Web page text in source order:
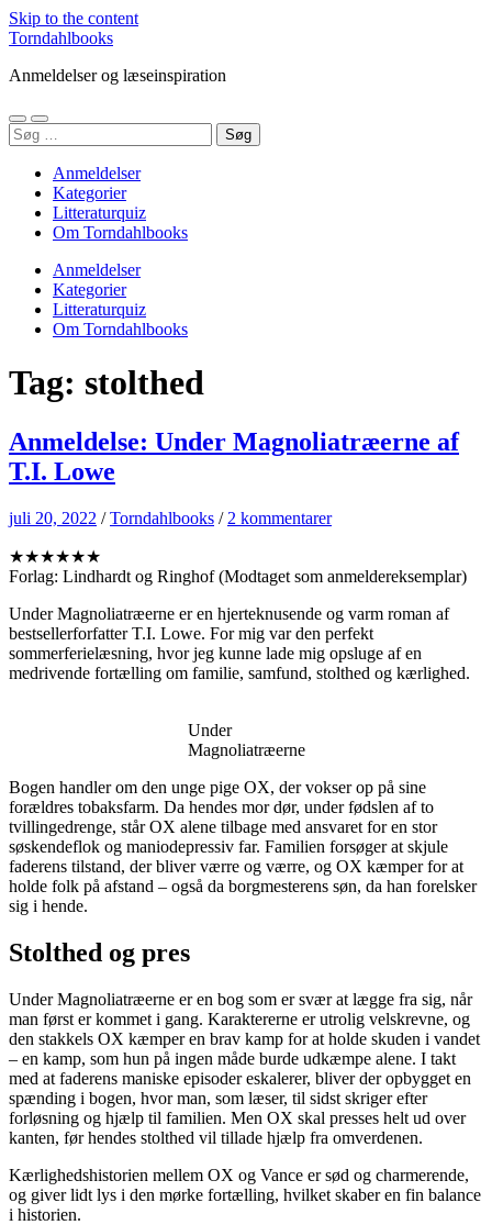
Skip to the content
Torndahlbooks
Anmeldelser og læseinspiration
Toggle
mobile
Toggle
search
Søg
efter:
Anmeldelser
Kategorier
Litteraturquiz
Om Torndahlbooks
Anmeldelser
Kategorier
Litteraturquiz
Om Torndahlbooks
Tag: stolthed
Anmeldelse: Under Magnoliatræerne af
T.I. Lowe
juli 20, 2022 /Torndahlbooks / 2 kommentarer
★★★★★★
Forlag: Lindhardt og Ringhof (Modtaget som anmeldereksemplar)
Under Magnoliatræerne er en hjerteknusende og varm roman af
bestsellerforfatter T.I. Lowe. For mig var den perfekt
sommerferielæsning, hvor jeg kunne lade mig opsluge af en
medrivende fortælling om familie, samfund, stolthed og kærlighed.
Under
Magnoliatræerne
Bogen handler om den unge pige OX, der vokser op på sine
forældres tobaksfarm. Da hendes mor dør, under fødslen af to
tvillingedrenge, står OX alene tilbage med ansvaret for en stor
søskendeflok og maniodepressiv far. Familien forsøger at skjule
faderens tilstand, der bliver værre og værre, og OX kæmper for at
holde folk på afstand – også da borgmesterens søn, da han forelsker
sig i hende.
Stolthed og pres
Under Magnoliatræerne er en bog som er svær at lægge fra sig, når
man først er kommet i gang. Karaktererne er utrolig velskrevne, og
den stakkels OX kæmper en brav kamp for at holde skuden i vandet
– en kamp, som hun på ingen måde burde udkæmpe alene. I takt
med at faderens maniske episoder eskalerer, bliver der opbygget en
spænding i bogen, hvor man, som læser, til sidst skriger efter
forløsning og hjælp til familien. Men OX skal presses helt ud over
kanten, før hendes stolthed vil tillade hjælp fra omverdenen.
Kærlighedshistorien mellem OX og Vance er sød og charmerende,
og giver lidt lys i den mørke fortælling, hvilket skaber en fin balance
i historien.